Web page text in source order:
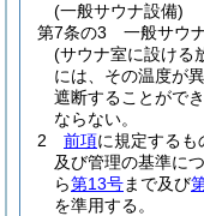
(一般サウナ設備)
第7条の3
一般サウ
(サウナ室に設ける
には、その温度が
遮断することがで
ならない。
2
前項に規定するも
及び管理の基準につ
ら第13号まで及び
を準用する。